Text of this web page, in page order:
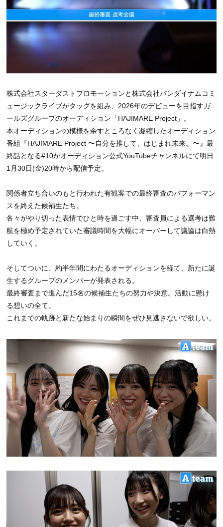
株式会社スターダストプロモーションと株式会社バンダイナムコミ
ュージックライブがタッグを組み、2026年のデビューを目指すガ
ールズグループのオーディション「HAJIMARE Project」。
本オーディションの模様を余すところなく凝縮したオーディション
番組『HAJIMARE Project 〜自分を推して、はじまれ未来。〜』最
終話となる#10がオーディション公式YouTubeチャンネルにて明日
1月30日(金)20時から配信予定。
関係者立ち合いのもと行われた有観客での最終審査のパフォーマン
スを終えた候補生たち。
各々がやり切った表情でひと時を過ごす中、審査員による選考は難
航を極め予定されていた審議時間を大幅にオーバーして議論は白熱
していく。
そしてついに、約半年間にわたるオーディションを経て、新たに誕
生するグループのメンバーが発表される。
最終審査まで進んだ15名の候補生たちの努力や決意。活動に懸け
る想いの全て。
これまでの軌跡と新たな始まりの瞬間をぜひ見逃さないで欲しい。